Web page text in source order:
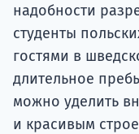
надобности
студенты
гостями в
длительное
можно уделить
и красивым